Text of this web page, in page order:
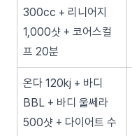
300cc + 리니어지
1,000샷 + 코어스컬
프 20분
온다 120kj + 바디
BBL + 바디 울쎄라
500샷 + 다이어트 수